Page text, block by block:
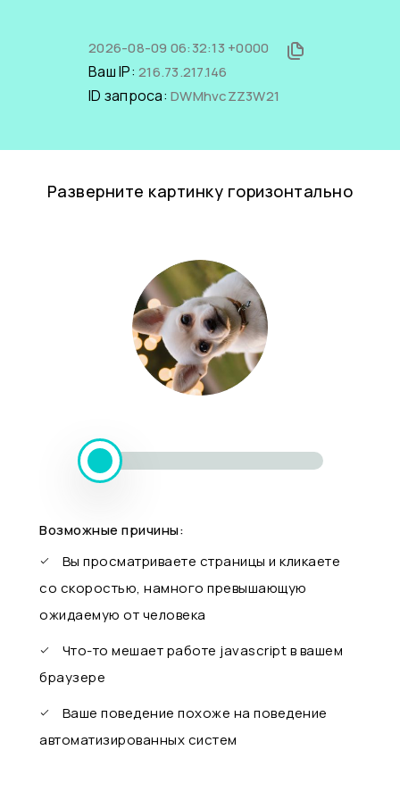
2026-08-09 06:32:13 +0000
Ваш IP: 216.73.217.146
ID запроса: DWMhvcZZ3W21
Разверните картинку горизонтально
Возможные причины:
Вы просматриваете страницы и кликаете
со скоростью, намного превышающую
ожидаемую от человека
Что-то мешает работе javascript в вашем
браузере
Ваше поведение похоже на поведение
автоматизированных систем